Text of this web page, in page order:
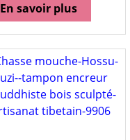
En savoir plus